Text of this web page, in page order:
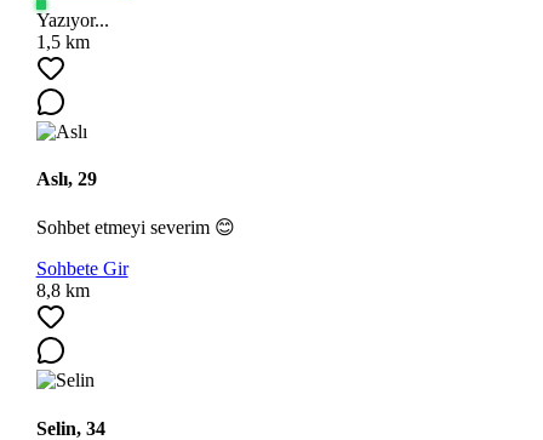
Yazıyor...
1,5 km
Aslı, 29
Sohbet etmeyi severim 😊
Sohbete Gir
8,8 km
Selin, 34